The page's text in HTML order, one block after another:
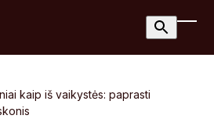
kaip iš vaikystės: paprasti